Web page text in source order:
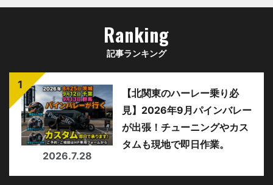
Ranking
記事ランキング
2026.7.28
【北関東のハーレー乗り必
見】2026年9月パインバレー
が出張！チューニングやカス
タムも現地で即日作業。